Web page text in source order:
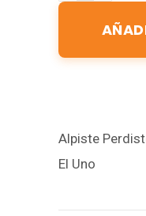
Alpiste
El Uno